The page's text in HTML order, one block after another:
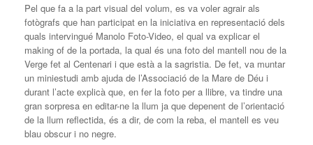
Pel que fa a la part visual del volum, es va voler agrair als
fotògrafs que han participat en la iniciativa en representació dels
quals intervingué Manolo Foto-Video, el qual va explicar el
making of de la portada, la qual és una foto del mantell nou de la
Verge fet al Centenari i que està a la sagristia. De fet, va muntar
un miniestudi amb ajuda de l’Associació de la Mare de Déu i
durant l’acte explicà que, en fer la foto per a llibre, va tindre una
gran sorpresa en editar-ne la llum ja que depenent de l’orientació
de la llum reflectida, és a dir, de com la reba, el mantell es veu
blau obscur i no negre.